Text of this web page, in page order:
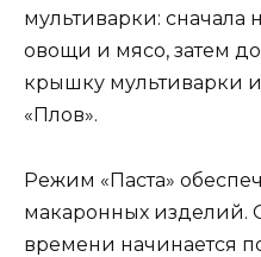
мультиварки: сначала
овощи и мясо, затем
крышку мультиварки
«Плов».
Режим «Паста»
макаронных изделий.
времени начинается